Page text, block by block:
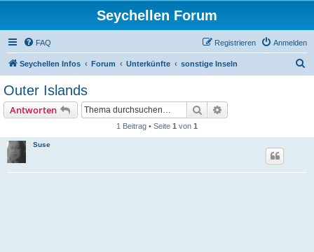
Seychellen Forum
FAQ Anmelden
Registrieren
Seychellen Infos Forum Unterkünfte sonstige Inseln
Outer Islands
Antworten Suche
1 Beitrag • Seite 1 von 1
Suse